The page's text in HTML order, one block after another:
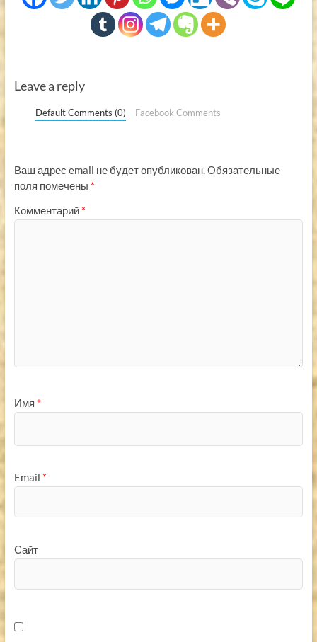
Leave a reply
Default Comments (0) Facebook Comments
Ваш адрес email не будет опубликован.Обязательные
поля помечены *
Комментарий *
Имя *
Email *
Сайт